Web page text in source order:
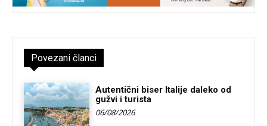
Povezani članci
Autentični biser Italije daleko od
gužvi i turista
06/08/2026